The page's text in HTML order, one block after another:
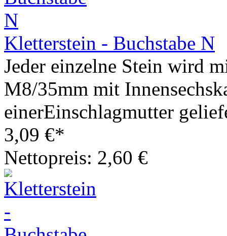
Kletterstein - Buchstabe N
Jeder einzelne Stein wird
M8/35mm mit
einerEinschlagmutter
3,09 €*
Nettopreis: 2,60 €